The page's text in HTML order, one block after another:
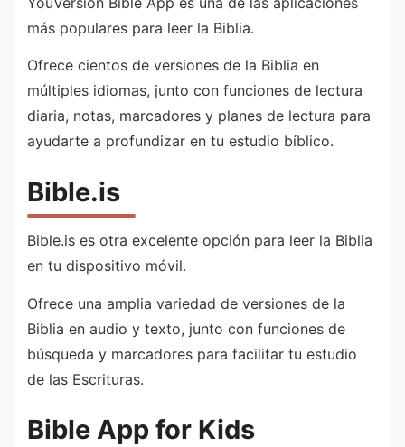
más populares para leer la Biblia.
Ofrece cientos de versiones de la Biblia en
múltiples idiomas, junto con funciones de lectura
diaria, notas, marcadores y planes de lectura para
ayudarte a profundizar en tu estudio bíblico.
Bible.is
Bible.is es otra excelente opción para leer la Biblia
en tu dispositivo móvil.
Ofrece una amplia variedad de versiones de la
Biblia en audio y texto, junto con funciones de
búsqueda y marcadores para facilitar tu estudio
de las Escrituras.
Bible App for Kids